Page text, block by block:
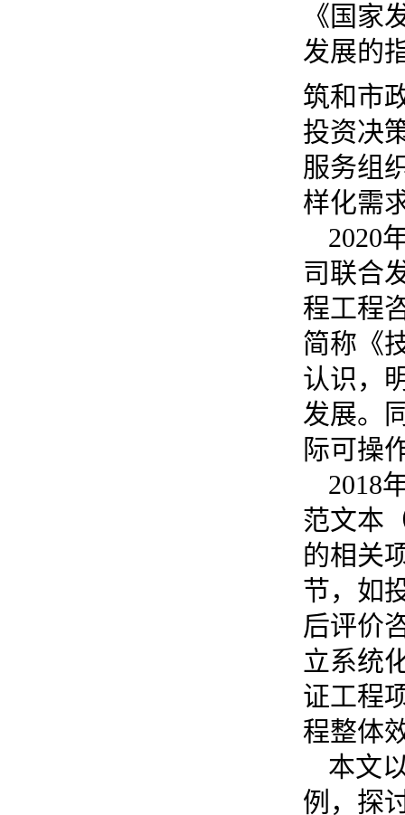
《国家
发展的
筑和市
投资决
服务组
样化需
2020
司联合
程工程
简称《
认识，
发展。
际可操
2018
范文本
的相关
节，如
后评价
立系统
证工程
程整体
本文
例，探